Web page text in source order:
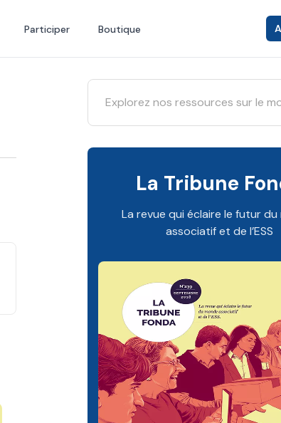
Participer Boutique
La Tribune
La revue qui éclaire le futur du
associatif et de l’ESS